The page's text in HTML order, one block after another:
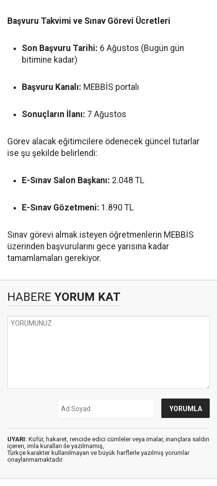
Başvuru Takvimi ve Sınav Görevi Ücretleri
Son Başvuru Tarihi: 6 Ağustos (Bugün gün
bitimine kadar)
Başvuru Kanalı: MEBBİS portalı
Sonuçların İlanı: 7 Ağustos
Görev alacak eğitimcilere ödenecek güncel tutarlar
ise şu şekilde belirlendi:
E-Sınav Salon Başkanı: 2.048 TL
E-Sınav Gözetmeni: 1.890 TL
Sınav görevi almak isteyen öğretmenlerin MEBBİS
üzerinden başvurularını gece yarısına kadar
tamamlamaları gerekiyor.
HABERE YORUM KAT
UYARI: Küfür, hakaret, rencide edici cümleler veya imalar, inançlara saldırı
içeren, imla kuralları ile yazılmamış,
Türkçe karakter kullanılmayan ve büyük harflerle yazılmış yorumlar
onaylanmamaktadır.